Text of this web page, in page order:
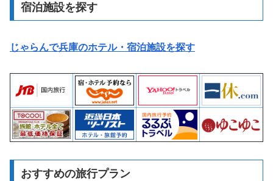
宿泊施設を探す
じゃらんで兵庫のホテル・宿泊施設を探す
おすすめの旅行プラン